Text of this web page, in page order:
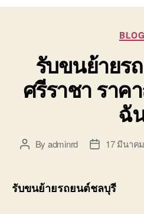
(
พ
บ
ร
รถ
ใน
เ
บ่อ
วิน
BLOG
รับขนย้ายร
ศรีราชา ราค
ฉั
PostBy adminrd
Post17 มีนาค
รับขนย้ายรถยนต์ชลบุรี